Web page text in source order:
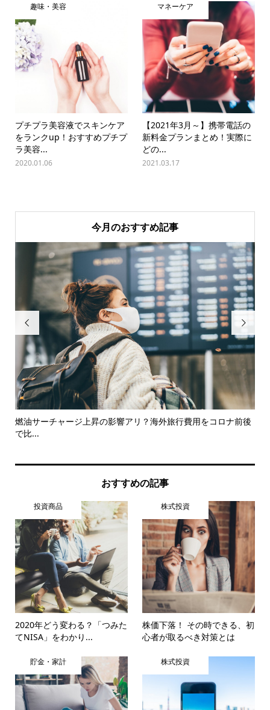
趣味・美容
プチプラ美容液でスキンケア
をランクup！おすすめプチプ
ラ美容...
2020.01.06
マネーケア
【2021年3月～】携帯電話の
新料金プランまとめ！実際に
どの...
2021.03.17
今月のおすすめ記事

燃油サーチャージ上昇の影響アリ？海外旅行費用をコロナ前後
で比...

おすすめの記事
投資商品
2020年どう変わる？「つみた
てNISA」をわかり...
株式投資
株価下落！ その時できる、初
心者が取るべき対策とは
貯金・家計 株式投資